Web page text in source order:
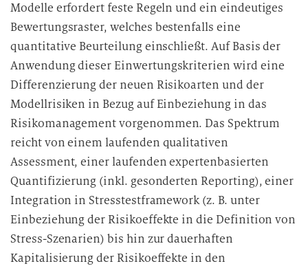
Modelle erfordert feste Regeln und ein eindeutiges
Bewertungsraster, welches bestenfalls eine
quantitative Beurteilung einschließt. Auf Basis der
Anwendung dieser Einwertungskriterien wird eine
Differenzierung der neuen Risikoarten und der
Modellrisiken in Bezug auf Einbeziehung in das
Risikomanagement vorgenommen. Das Spektrum
reicht von einem laufenden qualitativen
Assessment, einer laufenden expertenbasierten
Quantifizierung (inkl. gesonderten Reporting), einer
Integration in Stresstestframework (z. B. unter
Einbeziehung der Risikoeffekte in die Definition von
Stress-Szenarien) bis hin zur dauerhaften
Kapitalisierung der Risikoeffekte in den